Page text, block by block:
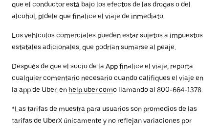
que el conductor está bajo los efectos de las drogas o del
alcohol, pídele que finalice el viaje de inmediato.
Los vehículos comerciales pueden estar sujetos a impuestos
estatales adicionales, que podrían sumarse al peaje.
Después de que el socio de la App finalice el viaje, reporta
cualquier comentario necesario cuando califiques el viaje en
la app de Uber, en help.uber.como llamando al 800-664-1378.
*Las tarifas de muestra para usuarios son promedios de las
tarifas de UberX únicamente y no reflejan variaciones por